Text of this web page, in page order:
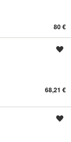
80 €
68,21 €